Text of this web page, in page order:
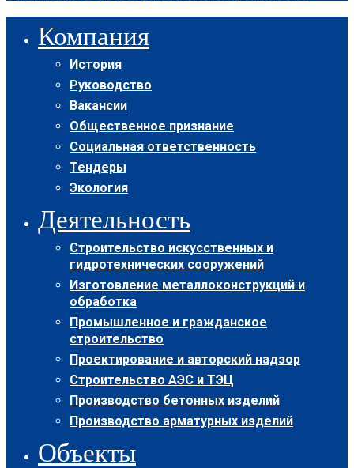
Компания
История
Руководство
Вакансии
Общественное признание
Социальная ответственность
Тендеры
Экология
Деятельность
Строительство искусственных и
гидротехнических сооружений
Изготовление металлоконструкций и
обработка
Промышленное и гражданское
строительство
Проектирование и авторский надзор
Строительство АЭС и ТЭЦ
Производство бетонных изделий
Производство арматурных изделий
Объекты